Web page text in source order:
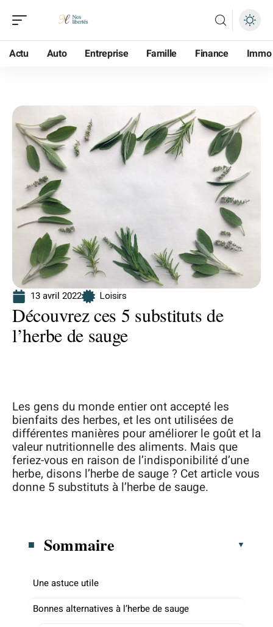
Actu Auto Entreprise Famille Finance Immo
13 avril 2022 Loisirs
Découvrez ces 5 substituts de
l’herbe de sauge
Les gens du monde entier ont accepté les
bienfaits des herbes, et les ont utilisées de
différentes manières pour améliorer le goût et la
valeur nutritionnelle des aliments. Mais que
feriez-vous en raison de l’indisponibilité d’une
herbe, disons l’herbe de sauge ? Cet article vous
donne 5 substituts à l’herbe de sauge.
Sommaire
Une astuce utile
Bonnes alternatives à l’herbe de sauge